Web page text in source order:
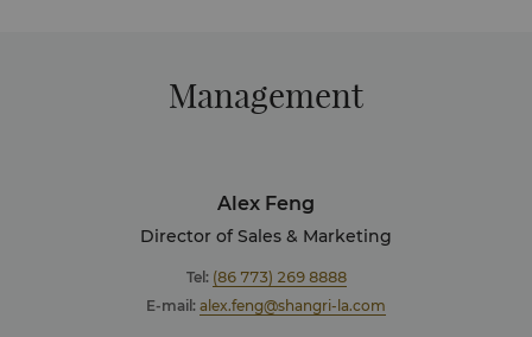
Management
Alex Feng
Director of Sales & Marketing
Tel: (86 773) 269 8888
E-mail: alex.feng@shangri-la.com